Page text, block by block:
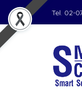
Tel. 02-